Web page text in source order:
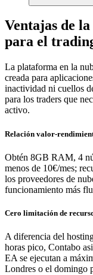
Ventajas de
para el
La plataforma en la
creada para
inactividad ni cuellos
para los traders que
activo.
Relación valor-
Obtén 8GB RAM, 4
menos de 10€/mes;
los proveedores de
funcionamiento más
Cero limitación de
A diferencia del
horas pico, Contabo
EA se ejecutan a
Londres o el domingo